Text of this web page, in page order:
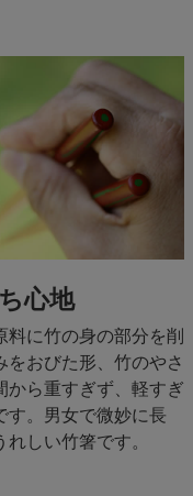
心地
に竹の身の部分を削
をおびた形、竹のやさ
から重すぎず、軽すぎ
す。男女で微妙に長
しい竹箸です。